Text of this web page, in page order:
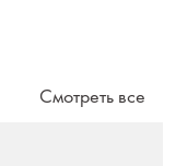
Смотреть все